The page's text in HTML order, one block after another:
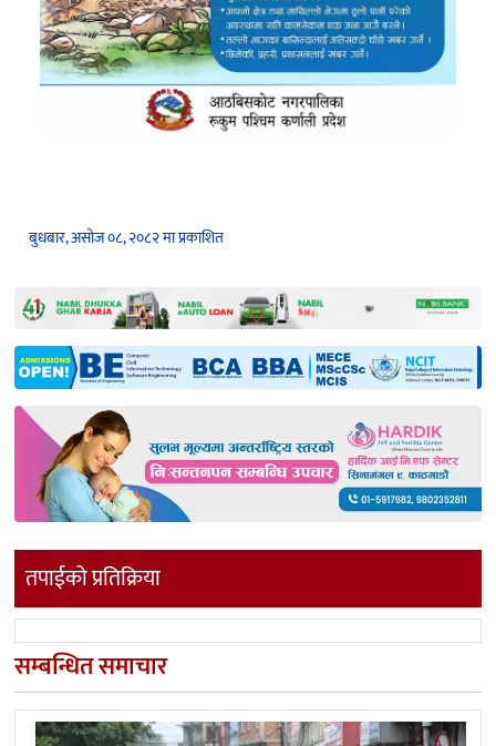
बुधबार, असोज ०८, २०८२ मा प्रकाशित
तपाईको प्रतिक्रिया
सम्बन्धित समाचार